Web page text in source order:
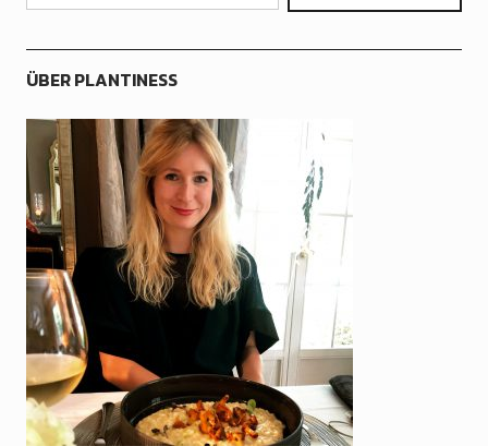
ÜBER PLANTINESS